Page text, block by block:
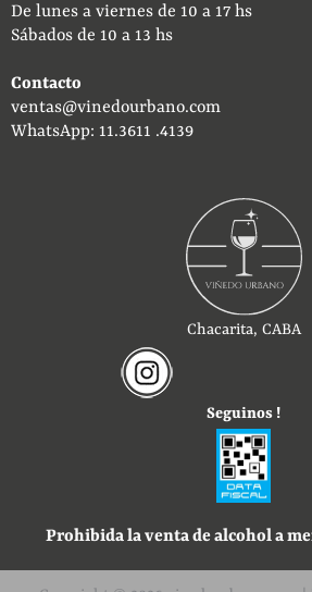
De lunes a viernes de 10 a 17 hs
Sábados de 10 a 13 hs
Contacto
ventas@vinedourbano.com
WhatsApp: 11.3611 .4139
Chacarita, CABA
Seguinos !
Prohibida la venta de alcohol a